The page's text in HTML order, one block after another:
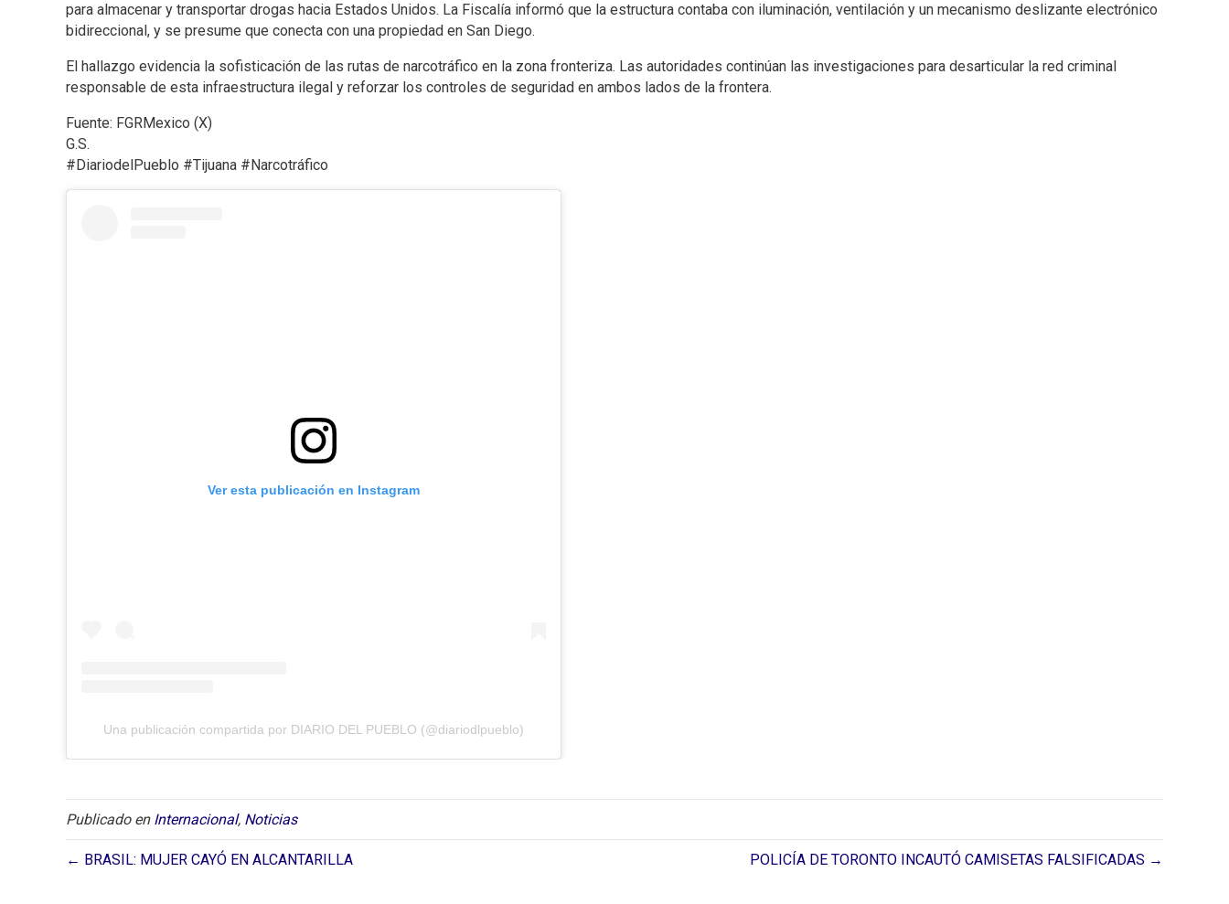
para almacenar y transportar drogas hacia Estados Unidos. La Fiscalía informó que la estructura contaba con iluminación, ventilación y un mecanismo deslizante electrónico
bidireccional, y se presume que conecta con una propiedad en San Diego.
El hallazgo evidencia la sofisticación de las rutas de narcotráfico en la zona fronteriza. Las autoridades continúan las investigaciones para desarticular la red criminal
responsable de esta infraestructura ilegal y reforzar los controles de seguridad en ambos lados de la frontera.
Fuente: FGRMexico (X)
G.S.
#DiariodelPueblo #Tijuana #Narcotráfico
Ver esta publicación en Instagram
Una publicación compartida por DIARIO DEL PUEBLO (@diariodlpueblo)
Publicado en Internacional, Noticias
← BRASIL: MUJER CAYÓ EN ALCANTARILLA POLICÍA DE TORONTO INCAUTÓ CAMISETAS FALSIFICADAS →